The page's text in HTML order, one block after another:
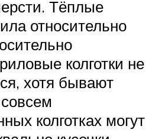
Тёплые
относительно
колготки не
хотя бывают
колготках могут